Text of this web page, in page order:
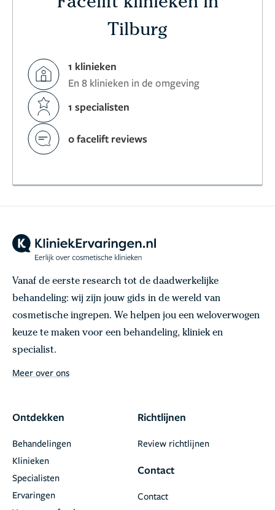
Tilburg
1 klinieken
En 8 klinieken in de omgeving
1 specialisten
0 facelift reviews
Vanaf de eerste research tot de daadwerkelijke
behandeling: wij zijn jouw gids in de wereld van
cosmetische ingrepen. We helpen jou een weloverwogen
keuze te maken voor een behandeling, kliniek en
specialist.
Meer over ons
Ontdekken
Behandelingen
Klinieken
Specialisten
Ervaringen
Richtlijnen
Review richtlijnen
Contact
Contact